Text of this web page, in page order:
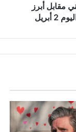
مقابل أبرز